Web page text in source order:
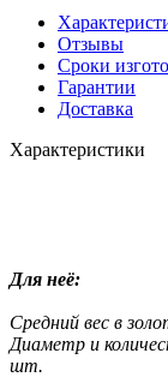
Отзывы
Сроки
Гарантии
Доставка
Характеристики
Для неё:
Средний вес в
Диаметр и
шт.